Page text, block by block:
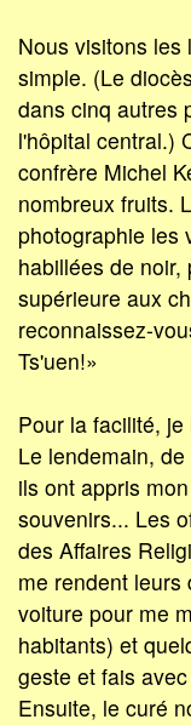
Nous visitons les
simple. (Le
dans cinq autres
l'hôpital central.)
confrère Michel
nombreux fruits.
photographie les
habillées de
supérieure aux
reconnaissez-
Ts'uen!»
Pour la facilité,
Le lendemain,
ils ont appris
souvenirs... Les
des Affaires
me rendent leurs
voiture pour me
habitants) et
geste et fais
Ensuite, le curé